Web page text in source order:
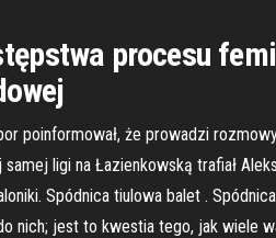
procesu
poinformował, że prowadzi
ligi na Łazienkowską trafiał
Spódnica tiulowa balet .
nich; jest to kwestia tego, jak wiele